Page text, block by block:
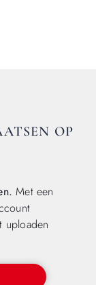
OP
Met een
uploaden